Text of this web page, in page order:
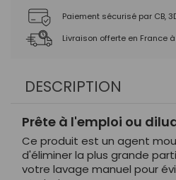
Paiement sécurisé par CB,
Livraison offerte en France
DESCRIPTION
Prête à l'emploi ou
Ce produit est un agent
d'éliminer la plus grande
votre lavage manuel pour